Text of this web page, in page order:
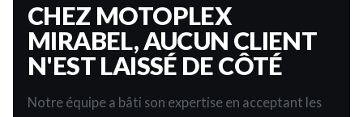
CHEZ MOTOPLEX
MIRABEL, AUCUN CLIENT
N'EST LAISSÉ DE CÔTÉ
Notre équipe a bâti son expertise en acceptant les